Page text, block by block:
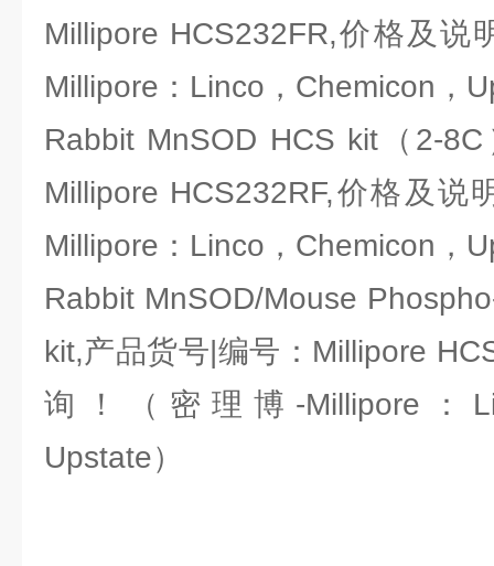
Millipore HCS232FR,价格及说
Millipore：Linco，Chemicon，
Rabbit MnSOD HCS kit（2-
Millipore HCS232RF,价格及说
Millipore：Linco，Chemicon，
Rabbit MnSOD/Mouse
kit,产品货号|编号：Millipore
询！（密理博-Millipore：
Upstate）